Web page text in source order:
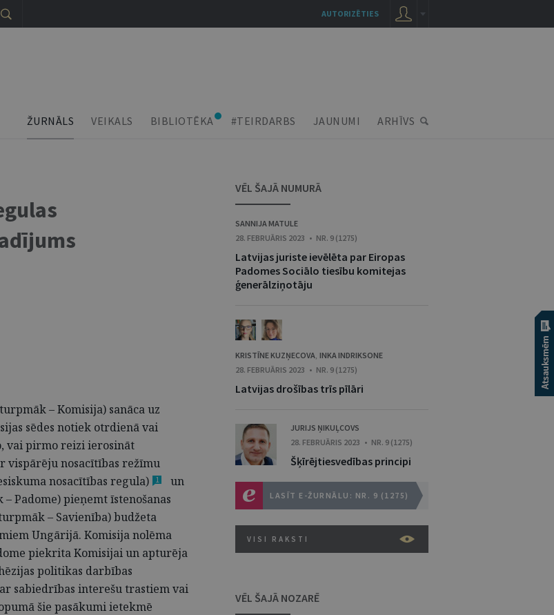
ŽURNĀLS VEIKALS BIBLIOTĒKA #TEIRDARBS JAUNUMI ARHĪVS
– Komisija) sanāca uz
sēdes notiek otrdienā vai
vai pirmo reizi ierosināt
vispārēju nosacītības režīmu
nosacītības regula) 1
un
Padome) pieņemt īstenošanas
– Savienība) budžeta
Ungārijā. Komisija nolēma
piekrita Komisijai un apturēja
politikas darbības
sabiedrības interešu trastiem vai
šie pasākumi ietekmē
VĒL ŠAJĀ NUMURĀ
SANNIJA MATULE
28. FEBRUĀRIS 2023 • NR. 9 (1275)
Latvijas juriste ievēlēta par Eiropas
Padomes Sociālo tiesību komitejas
ģenerālziņotāju
KRISTĪNE KUZŅECOVA, INKA INDRIKSONE
28. FEBRUĀRIS 2023 • NR. 9 (1275)
Latvijas drošības trīs pīlāri
JURIJS ŅIKUĻCOVS
28. FEBRUĀRIS 2023 • NR. 9 (1275)
Šķīrējtiesvedības principi
LASĪT E-ŽURNĀLU: NR. 9 (1275)
VISI RAKSTI
VĒL ŠAJĀ NOZARĒ
AUTORIZĒTIES